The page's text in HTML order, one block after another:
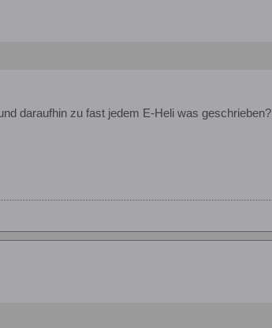
daraufhin zu fast jedem E-Heli was geschrieben?